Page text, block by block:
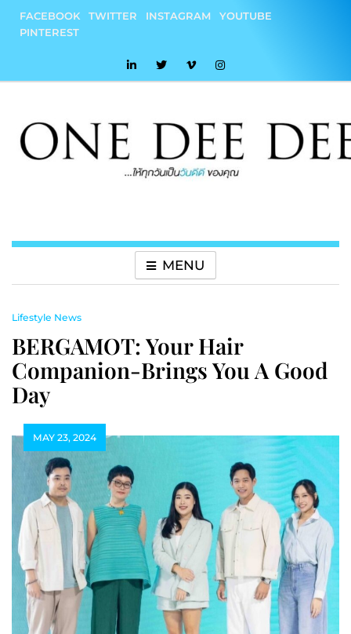
content
FACEBOOK TWITTER INSTAGRAM
YOUTUBE
PINTEREST
MENU
Lifestyle News
BERGAMOT: Your Hair
Companion-Brings You A Good
Day
MAY 23, 2024